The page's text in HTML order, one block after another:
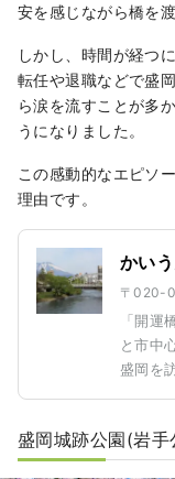
安を感じながら橋を
しかし、時間が経つ
転任や退職などで盛
ら涙を流すことが多
うになりました。
この感動的なエピソ
理由です。
かい
〒020-
「開運
と市中
盛岡を
名もあ
きた人
盛岡城跡公園(岩手